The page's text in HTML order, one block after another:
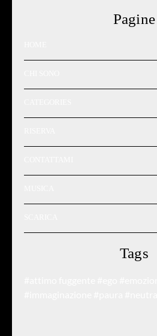
Pagine
Tags